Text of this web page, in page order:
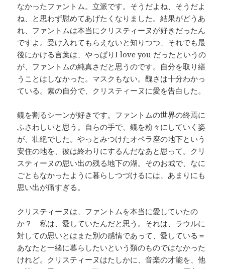
なかったファントム。立派です。そうだよね、そうだよ
ね、と思わず慰めてあげたくなりました。結果がどうあ
れ、ファントムは本当にクリスティーヌが好きだったん
ですよ。受け入れてもらえないと知りつつ、それでも最
後にかける言葉は、やっぱりI love you だったというの
が、ファントムの純真さだと思うのです。自分を取り繕
うことはしなかった。マスクもない。醜さは十分わかっ
ている。素の自分で、クリスティーヌに愛を告白した。
鏡を割るシーンが好きです。ファントムの世界の終焉に
ふさわしいと思う。自らの手で、鏡を粉々にしていく姿
が、壮絶でした。やっとみつけたオペラ座の地下という
安住の地を、彼は終わりにするんだなあと思って。クリ
スティーヌの思い出の残る地下の湖。そのお城で、なに
ごともなかったように暮らしつづけるには、あまりにも
思い出が痛すぎる。
クリスティーヌは、ファントムを本当に愛していたの
か？ 私は、愛していたんだと思う。それは、ラウルに
対しての思いとはまた別の感情であって、愛している＝
あなたと一緒に暮らしたいという類のものではなかった
けれど。クリスティーヌはたしかに、音楽の才能を、他